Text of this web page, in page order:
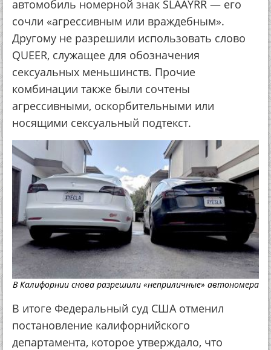
автомобиль номерной знак SLAAYRR — его
сочли «агрессивным или враждебным».
Другому не разрешили использовать слово
QUEER, служащее для обозначения
сексуальных меньшинств. Прочие
комбинации также были сочтены
агрессивными, оскорбительными или
носящими сексуальный подтекст.
В Калифорнии снова разрешили «неприличные» автономера
В итоге Федеральный суд США отменил
постановление калифорнийского
департамента, которое утверждало, что